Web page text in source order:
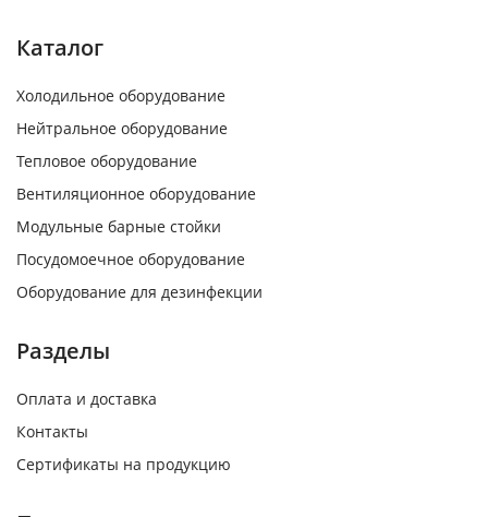
Каталог
Холодильное оборудование
Нейтральное оборудование
Тепловое оборудование
Вентиляционное оборудование
Модульные барные стойки
Посудомоечное оборудование
Оборудование для дезинфекции
Разделы
Оплата и доставка
Контакты
Сертификаты на продукцию